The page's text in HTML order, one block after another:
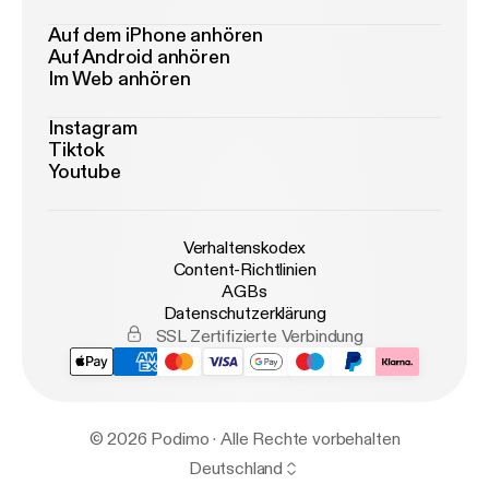
Auf dem iPhone anhören
Auf Android anhören
Im Web anhören
Instagram
Tiktok
Youtube
Verhaltenskodex
Content-Richtlinien
AGBs
Datenschutzerklärung
SSL Zertifizierte Verbindung
© 2026 Podimo · Alle Rechte vorbehalten
Deutschland